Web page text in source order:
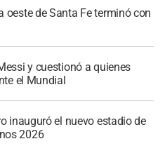
oeste de Santa Fe terminó con
y cuestionó a quienes
el Mundial
inauguró el nuevo estadio de
2026